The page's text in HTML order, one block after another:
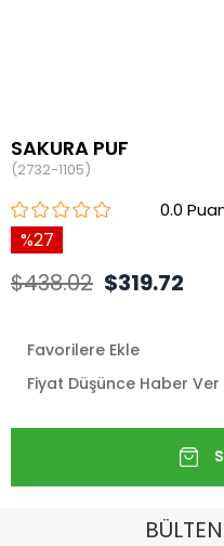
SAKURA PUF
(2732-1105)
0.0
27
$438.02 $319.72
Favorilere Ekle
Fiyat Düşünce Haber Ver